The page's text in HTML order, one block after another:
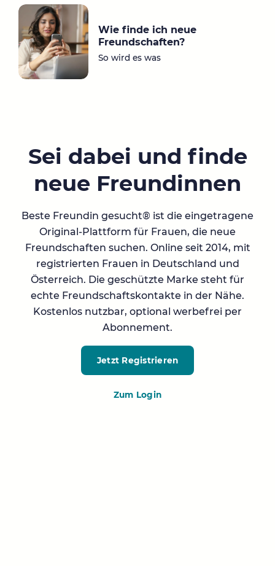
Wie finde ich neue
Freundschaften?
So wird es was
Sei dabei und finde
neue Freundinnen
Beste Freundin gesucht® ist die eingetragene
Original-Plattform für Frauen, die neue
Freundschaften suchen. Online seit 2014, mit
registrierten Frauen in Deutschland und
Österreich. Die geschützte Marke steht für
echte Freundschaftskontakte in der Nähe.
Kostenlos nutzbar, optional werbefrei per
Abonnement.
Jetzt Registrieren
Zum Login